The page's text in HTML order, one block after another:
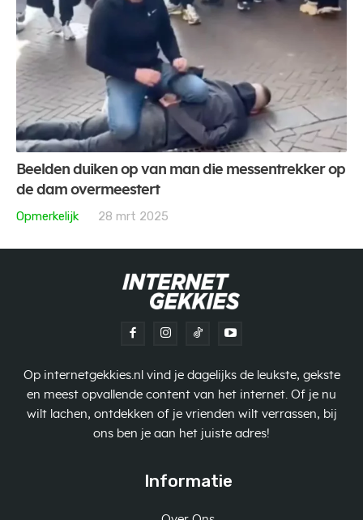
Beelden duiken op van man die messentrekker op
de dam overmeestert
Opmerkelijk
28 mrt 2025
Op internetgekkies.nl vind je dagelijks de leukste, gekste
en meest opvallende content van het internet. Of je nu
wilt lachen, ontdekken of je vrienden wilt verrassen, bij
ons ben je aan het juiste adres!
Informatie